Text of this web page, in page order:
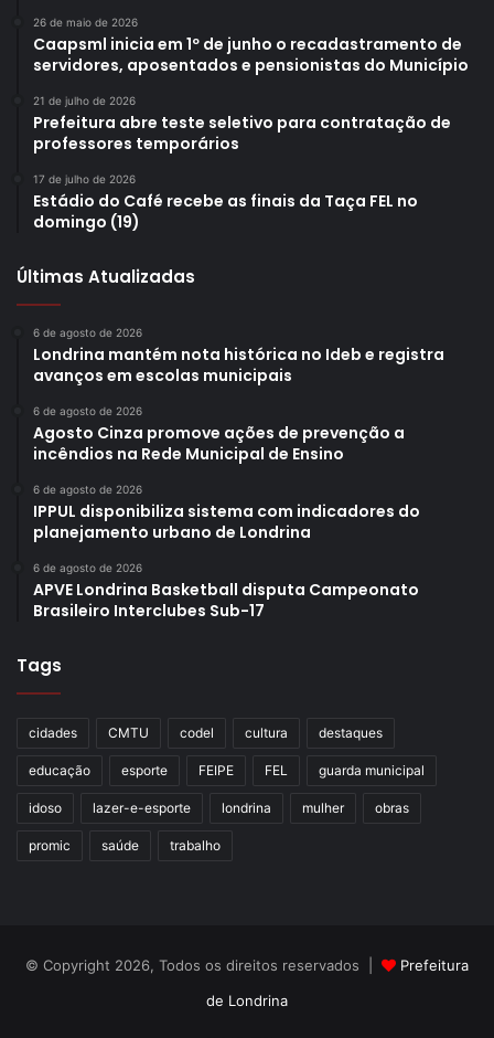
26 de maio de 2026
Caapsml inicia em 1º de junho o recadastramento de
servidores, aposentados e pensionistas do Município
21 de julho de 2026
Prefeitura abre teste seletivo para contratação de
professores temporários
17 de julho de 2026
Estádio do Café recebe as finais da Taça FEL no
domingo (19)
Últimas Atualizadas
6 de agosto de 2026
Londrina mantém nota histórica no Ideb e registra
avanços em escolas municipais
6 de agosto de 2026
Agosto Cinza promove ações de prevenção a
incêndios na Rede Municipal de Ensino
6 de agosto de 2026
IPPUL disponibiliza sistema com indicadores do
planejamento urbano de Londrina
6 de agosto de 2026
APVE Londrina Basketball disputa Campeonato
Brasileiro Interclubes Sub-17
Tags
cidades CMTU codel cultura destaques
educação esporte FEIPE FEL guarda municipal
idoso lazer-e-esporte londrina mulher obras
promic saúde trabalho
© Copyright 2026, Todos os direitos reservados |
Prefeitura
de Londrina